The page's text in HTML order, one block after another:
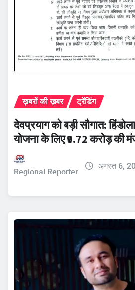
ख़बरों की ख़बर ट्रेंडिंग
देवप्रयाग को बड़ी सौगात:
योजना के लिए ₹9.72 करोड़ की
Regional Reporter
अगस्त 6,